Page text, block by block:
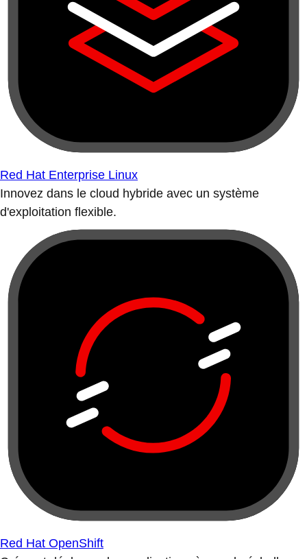
Red Hat Enterprise Linux
Innovez dans le cloud hybride avec un système
d'exploitation flexible.
Red Hat OpenShift